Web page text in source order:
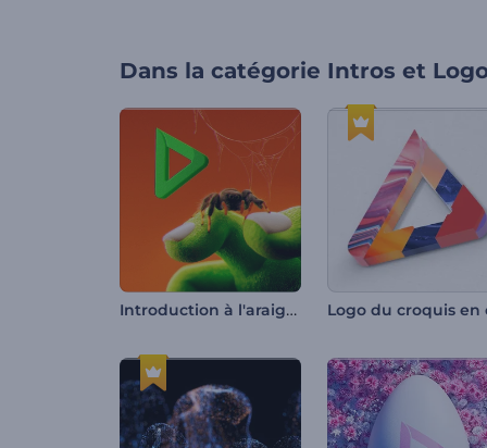
Dans la catégorie Intros et
Introduction à l'araignée d'Halloween